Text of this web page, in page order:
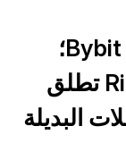
إدراج TURBOS على منصة Bybit؛
وAevo من Ribbon Finance تطلق
البديلة